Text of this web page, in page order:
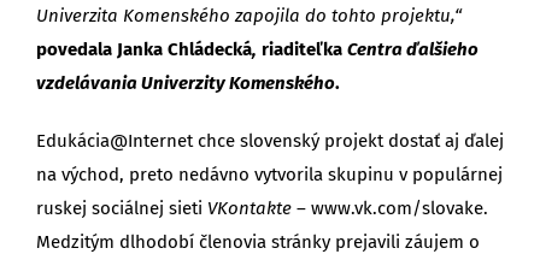
Univerzita Komenského zapojila do tohto projektu,“
povedala Janka Chládecká, riaditeľka Centra ďalšieho
vzdelávania Univerzity Komenského.
Edukácia@Internet chce slovenský projekt dostať aj ďalej
na východ, preto nedávno vytvorila skupinu v populárnej
ruskej sociálnej sieti VKontakte – www.vk.com/slovake.
Medzitým dlhodobí členovia stránky prejavili záujem o